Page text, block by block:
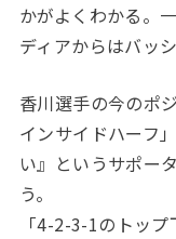
かがよくわかる。
ディアからはバッ
香川選手の今のポ
インサイドハーフ
い』というサポー
う。
「4-2-3-1のトッ